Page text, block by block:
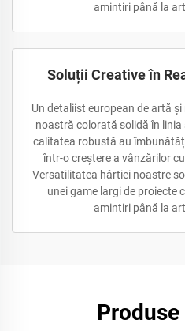
amintiri până la
Soluții Creative în
Un detaliist european de artă
noastră colorată solidă în linia
calitatea robustă au
într-o creștere a vânzărilor
Versatilitatea hârtiei noastre
unei game largi de proiecte
amintiri până la